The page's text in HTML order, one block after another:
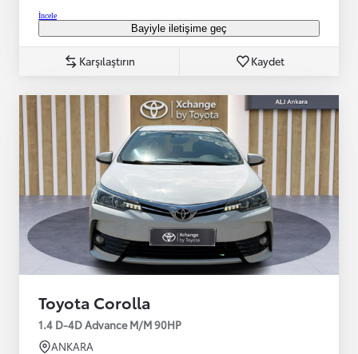
İncele
Bayiyle iletişime geç
Karşılaştırın Kaydet
Toyota Corolla
1.4 D-4D Advance M/M 90HP
ANKARA